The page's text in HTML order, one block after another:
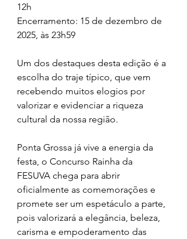
12h
Encerramento: 15 de dezembro de
2025, às 23h59
Um dos destaques desta edição é a
escolha do traje típico, que vem
recebendo muitos elogios por
valorizar e evidenciar a riqueza
cultural da nossa região.
Ponta Grossa já vive a energia da
festa, o Concurso Rainha da
FESUVA chega para abrir
oficialmente as comemorações e
promete ser um espetáculo a parte,
pois valorizará a elegância, beleza,
carisma e empoderamento das